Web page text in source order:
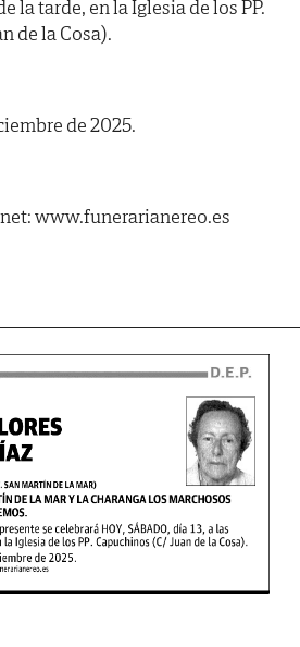
la tarde, en la Iglesia de los PP.
de la Cosa).
de 2025.
www.funerarianereo.es